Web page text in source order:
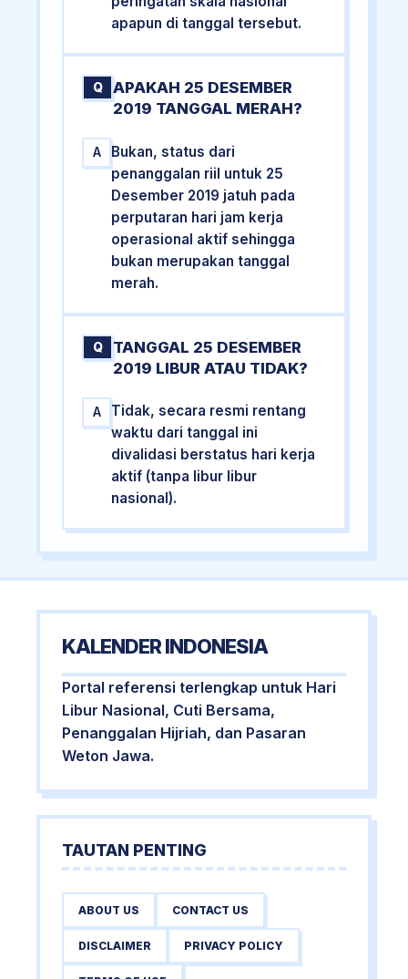
apapun di tanggal tersebut.
Q
APAKAH 25 DESEMBER
2019 TANGGAL MERAH?
A
Bukan, status dari
penanggalan riil untuk 25
Desember 2019 jatuh pada
perputaran hari jam kerja
operasional aktif sehingga
bukan merupakan tanggal
merah.
Q
TANGGAL 25 DESEMBER
2019 LIBUR ATAU TIDAK?
A
Tidak, secara resmi rentang
waktu dari tanggal ini
divalidasi berstatus hari kerja
aktif (tanpa libur libur
nasional).
KALENDER INDONESIA
Portal referensi terlengkap untuk Hari
Libur Nasional, Cuti Bersama,
Penanggalan Hijriah, dan Pasaran
Weton Jawa.
TAUTAN PENTING
ABOUT US CONTACT US
DISCLAIMER PRIVACY POLICY